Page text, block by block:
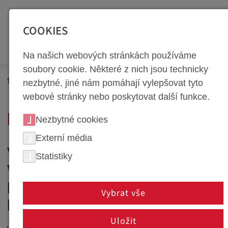
Zur Top Navigation springen [Alt+1]Zur Hauptnavigation
Newsroom Novinky
NEWS PORTÁL
VÍTEJTE U SPOLEČNOSTI
WEBA - VAŠEHO
PARTNERA PRO INOVACE A
KVALITU
COOKIES
Na našich webových stránkách používáme
soubory cookie. Některé z nich jsou technicky
nezbytné, jiné nám pomáhají vylepšovat tyto
webové stránky nebo poskytovat další funkce.
Nezbytné cookies
Externí média
Statistiky
Vybrat vše
Uložit